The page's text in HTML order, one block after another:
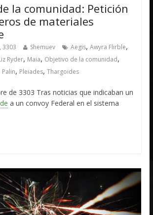
la comunidad: Petición
de materiales
3303 Shemuev Aegis,Awyra Flirble,
Ryder, Maia, Objetivo de la comunidad,
Palin, Pleiades,Thargoides
de 3303 Tras noticias que indicaban un
a un convoy Federal en el sistema